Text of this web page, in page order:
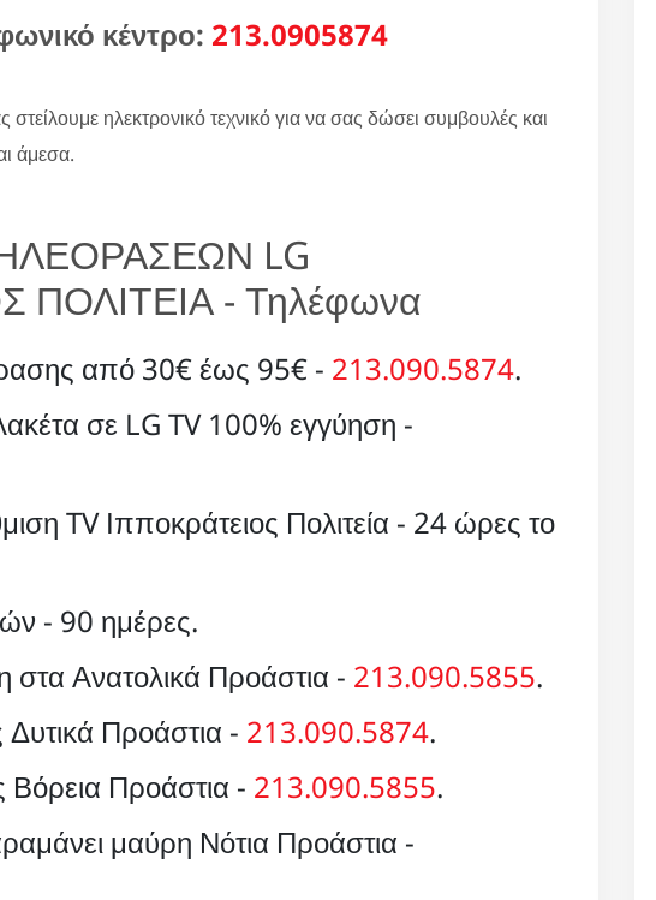
κέντρο: 213.0905874
ηλεκτρονικό τεχνικό για να σας δώσει συμβουλές και
άμεσα.
LG
ΠΟΛΙΤΕΙΑ - Τηλέφωνα
από 30€ έως 95€ - 213.090.5874.
σε LG TV 100% εγγύηση -
TV Ιπποκράτειος Πολιτεία - 24 ώρες το
- 90 ημέρες.
στα Ανατολικά Προάστια - 213.090.5855.
Προάστια - 213.090.5874.
Βόρεια Προάστια - 213.090.5855.
μαύρη Νότια Προάστια -